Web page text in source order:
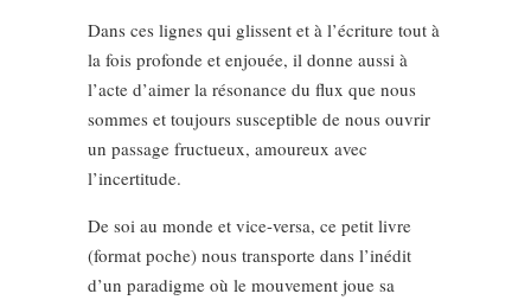
Dans ces lignes qui glissent et à l’écriture tout à
la fois profonde et enjouée, il donne aussi à
l’acte d’aimer la résonance du flux que nous
sommes et toujours susceptible de nous ouvrir
un passage fructueux, amoureux avec
l’incertitude.
De soi au monde et vice-versa, ce petit livre
(format poche) nous transporte dans l’inédit
d’un paradigme où le mouvement joue sa